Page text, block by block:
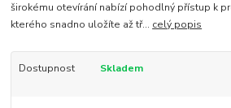
širokému otevírání nabízí pohodlný přístup k
kterého snadno uložíte až tř... celý popis
Dostupnost Skladem